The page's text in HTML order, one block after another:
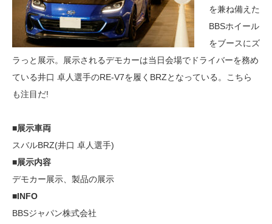
を兼ね備えた
BBSホイール
をブースにズ
ラっと展示。展示されるデモカーは当日会場でドライバーを務め
ている井口 卓人選手のRE-V7を履くBRZとなっている。こちら
も注目だ!
■展示車両
スバルBRZ(井口 卓人選手)
■展示内容
デモカー展示、製品の展示
■INFO
BBSジャパン株式会社